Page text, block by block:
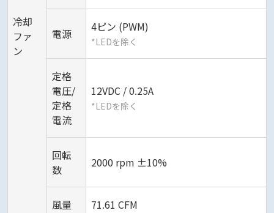
冷却
ファ
ン
電源 4ピン (PWM)
*LEDを除く
定格
電圧/
定格
電流
12VDC / 0.25A
*LEDを除く
回転
数
2000 rpm ±10%
風量 71.61 CFM